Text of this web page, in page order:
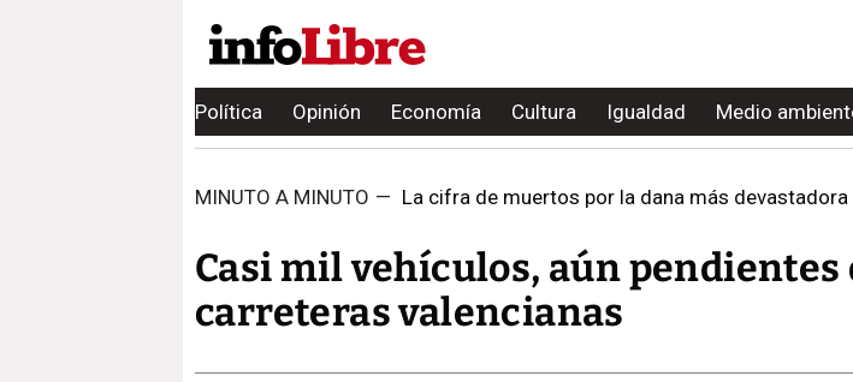
Política Opinión Economía Cultura Igualdad Medio
MINUTO A MINUTO — La cifra de muertos por la dana más devastadora
Casi mil vehículos, aún
carreteras valencianas